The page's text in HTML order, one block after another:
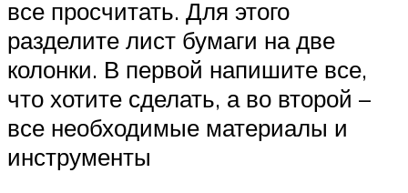
все просчитать. Для этого
разделите лист бумаги на две
колонки. В первой напишите все,
что хотите сделать, а во второй –
все необходимые материалы и
инструменты